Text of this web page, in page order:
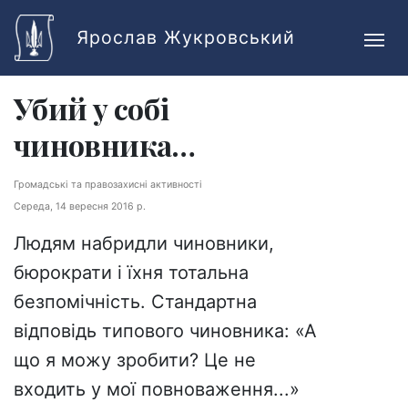
Skip to main content
Ярослав Жукровський
Убий у собі
чиновника…
Громадські та правозахисні активності
Середа, 14 вересня 2016 р.
Людям набридли чиновники,
бюрократи і їхня тотальна
безпомічність. Стандартна
відповідь типового чиновника: «А
що я можу зробити? Це не
входить у мої повноваження...»